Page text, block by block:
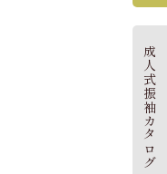
成人式振袖カタログ